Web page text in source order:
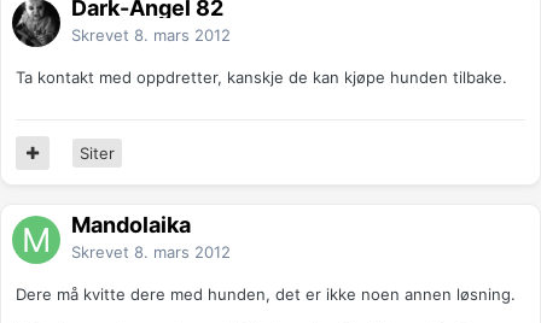
Dark-Angel 82
Skrevet 8. mars 2012
Ta kontakt med oppdretter, kanskje de kan kjøpe hunden tilbake.
Siter
Mandolaika
Skrevet 8. mars 2012
Dere må kvitte dere med hunden, det er ikke noen annen løsning.